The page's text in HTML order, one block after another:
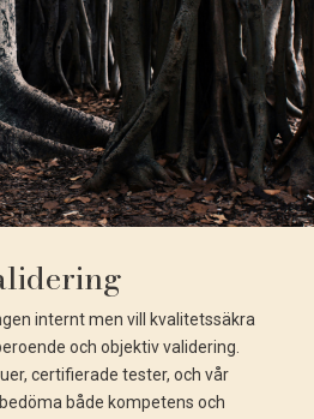
internt men vill kvalitetssäkra
och objektiv validering.
certifierade tester, och vår
både kompetens och